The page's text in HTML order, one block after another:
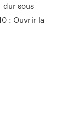
sous
: Ouvrir la